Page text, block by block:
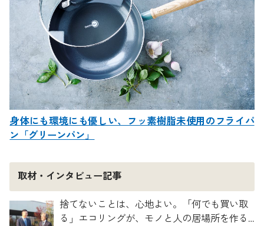
身体にも環境にも優しい、フッ素樹脂未使用のフライパ
ン「グリーンパン」
取材・インタビュー記事
捨てないことは、心地よい。「何でも買い取
る」エコリングが、モノと人の居場所を作る